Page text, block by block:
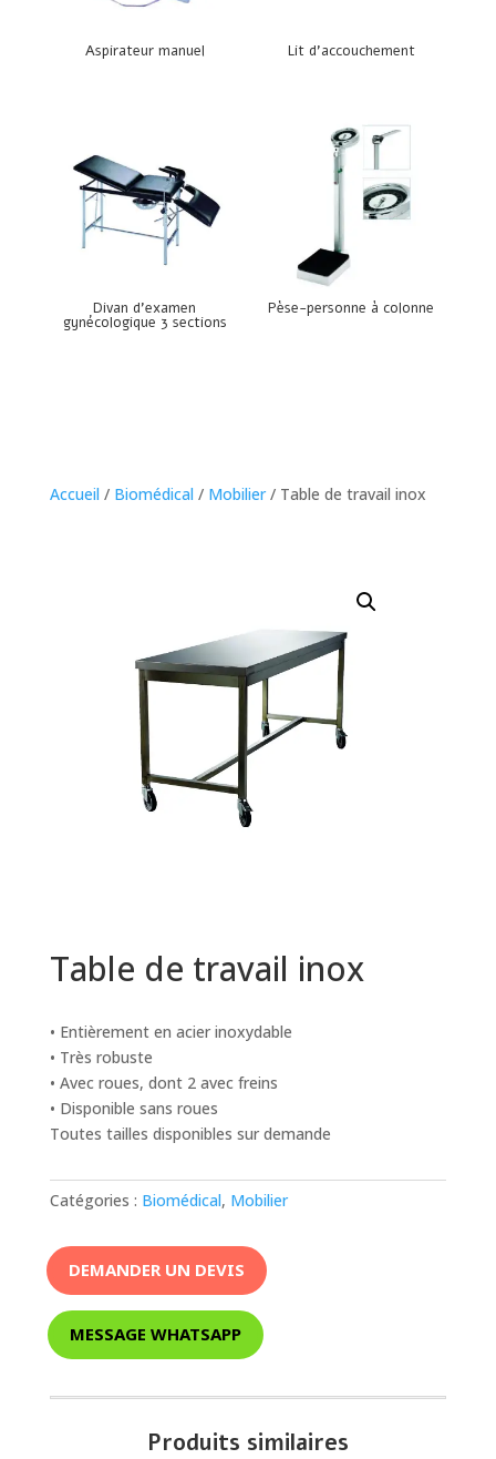
Aspirateur manuel Lit d’accouchement
Divan d’examen
gynécologique 3 sections
Pèse-personne à colonne
Accueil / Biomédical / Mobilier/ Table de travail inox
Table de travail inox
• Entièrement en acier inoxydable
• Très robuste
• Avec roues, dont 2 avec freins
• Disponible sans roues
Toutes tailles disponibles sur demande
Catégories : Biomédical, Mobilier
DEMANDER UN DEVIS
MESSAGE WHATSAPP
Produits similaires